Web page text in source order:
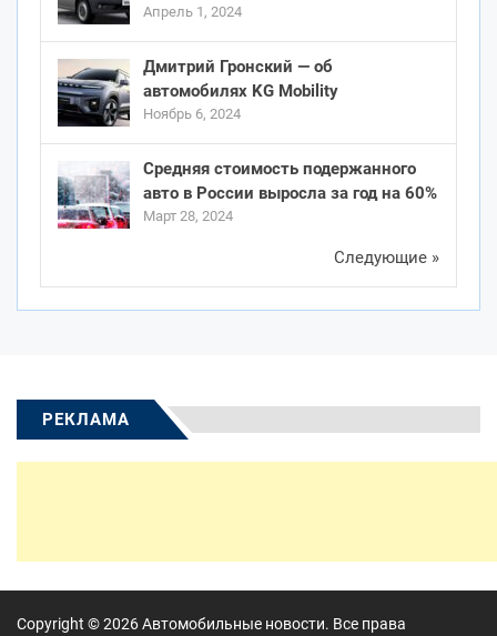
Апрель 1, 2024
Дмитрий Гронский — об
автомобилях KG Mobility
Ноябрь 6, 2024
Средняя стоимость подержанного
авто в России выросла за год на 60%
Март 28, 2024
Следующие »
РЕКЛАМА
Copyright © 2026Автомобильные новости. Все права